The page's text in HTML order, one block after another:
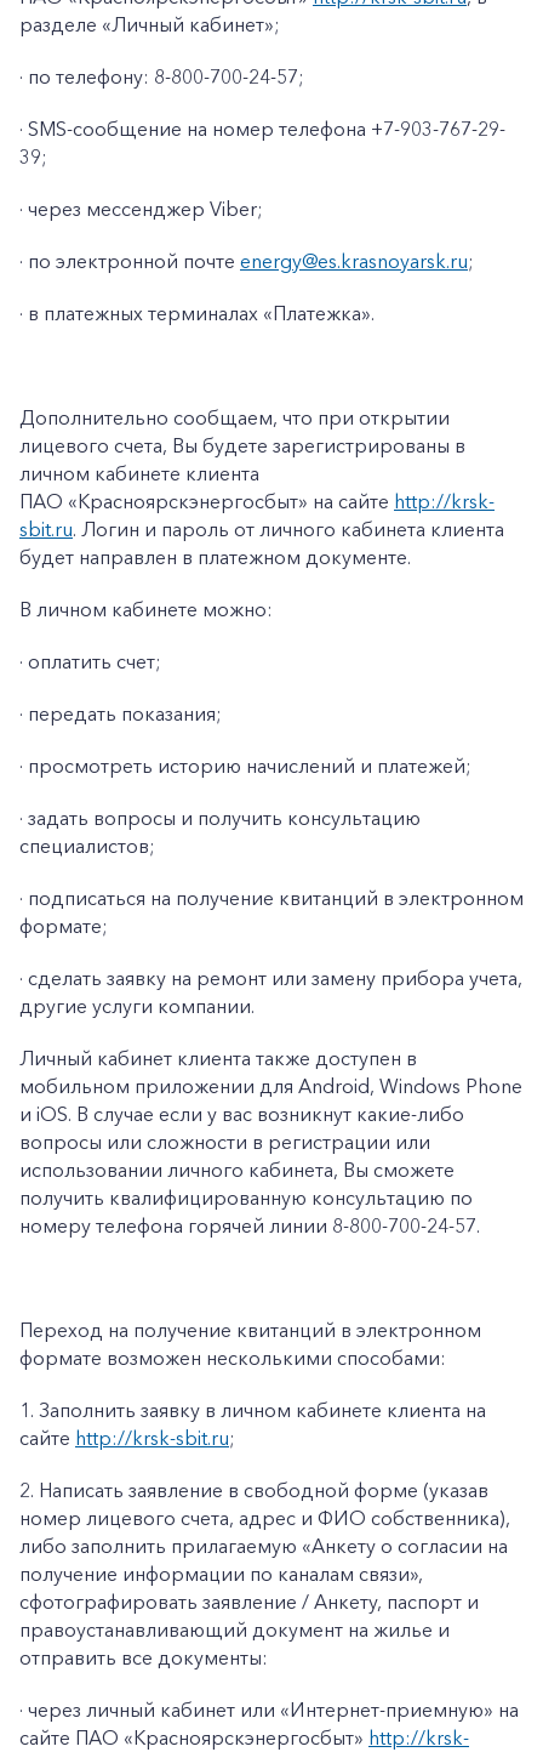
Заказать обратный звонок
Корпоративным клиентам
разделе «Личный кабинет»;
· по телефону: 8-800-700-24-57;
· SMS-сообщение на номер телефона +7-903-767-29-
39;
· через мессенджер Viber;
· по электронной почте energy@es.krasnoyarsk.ru;
· в платежных терминалах «Платежка».
Дополнительно сообщаем, что при открытии
лицевого счета, Вы будете зарегистрированы в
личном кабинете клиента
ПАО «Красноярскэнергосбыт» на сайте http://krsk-
sbit.ru. Логин и пароль от личного кабинета клиента
будет направлен в платежном документе.
В личном кабинете можно:
· оплатить счет;
· передать показания;
· просмотреть историю начислений и платежей;
· задать вопросы и получить консультацию
специалистов;
· подписаться на получение квитанций в электронном
формате;
· сделать заявку на ремонт или замену прибора учета,
другие услуги компании.
Личный кабинет клиента также доступен в
мобильном приложении для Android, Windows Phone
и iOS. В случае если у вас возникнут какие-либо
вопросы или сложности в регистрации или
использовании личного кабинета, Вы сможете
получить квалифицированную консультацию по
номеру телефона горячей линии 8-800-700-24-57.
Переход на получение квитанций в электронном
формате возможен несколькими способами:
1. Заполнить заявку в личном кабинете клиента на
сайте http://krsk-sbit.ru;
2. Написать заявление в свободной форме (указав
номер лицевого счета, адрес и ФИО собственника),
либо заполнить прилагаемую «Анкету о согласии на
получение информации по каналам связи»,
сфотографировать заявление / Анкету, паспорт и
правоустанавливающий документ на жилье и
отправить все документы:
· через личный кабинет или «Интернет-приемную» на
сайте ПАО «Красноярскэнергосбыт» http://krsk-